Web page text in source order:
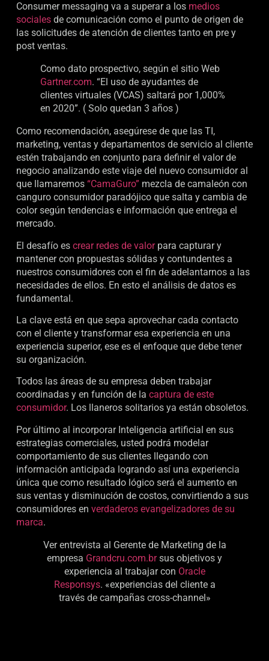
Consumer messaging va a superar a los medios
socialesde comunicación como el punto de origen de
las solicitudes de atención de clientes tanto en pre y
post ventas.
Como dato prospectivo, según el sitio Web
Gartner.com. “El uso de ayudantes de
clientes virtuales (VCAS) saltará por 1,000%
en 2020”. ( Solo quedan 3 años )
Como recomendación, asegúrese de que las TI,
marketing, ventas y departamentos de servicio al cliente
estén trabajando en conjunto para definir el valor de
negocio analizando este viaje del nuevo consumidor al
que llamaremos “CamaGuro” mezcla de camaleón con
canguro consumidor paradójico que salta y cambia de
color según tendencias e información que entrega el
mercado.
El desafío es crear redes de valorpara capturar y
mantener con propuestas sólidas y contundentes a
nuestros consumidores con el fin de adelantarnos a las
necesidades de ellos. En esto el análisis de datos es
fundamental.
La clave está en que sepa aprovechar cada contacto
con el cliente y transformar esa experiencia en una
experiencia superior, ese es el enfoque que debe tener
su organización.
Todos las áreas de su empresa deben trabajar
coordinadas y en función de la captura de este
consumidor. Los llaneros solitarios ya están obsoletos.
Por último al incorporar Inteligencia artificial en sus
estrategias comerciales, usted podrá modelar
comportamiento de sus clientes llegando con
información anticipada logrando así una experiencia
única que como resultado lógico será el aumento en
sus ventas y disminución de costos, convirtiendo a sus
consumidores en verdaderos evangelizadores de su
marca.
Ver entrevista al Gerente de Marketing de la
empresa Grandcru.com.brsus objetivos y
experiencia al trabajar con Oracle
Responsys. «experiencias del cliente a
través de campañas cross-channel»